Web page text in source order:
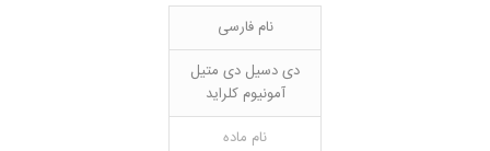
نام فارسی
دی دسیل دی متیل
آمونیوم کلراید
نام ماده